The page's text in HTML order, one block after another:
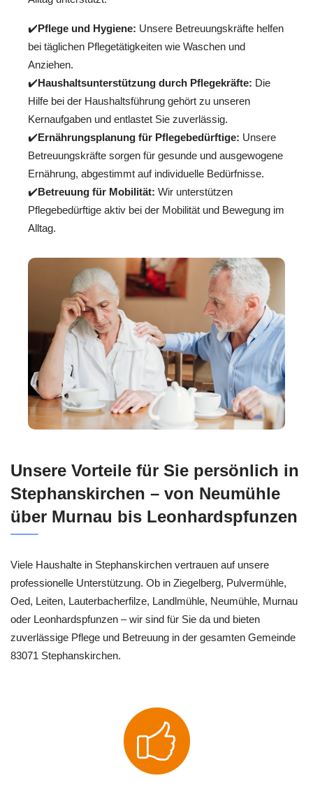
✔️Pflege und Hygiene: Unsere Betreuungskräfte helfen
bei täglichen Pflegetätigkeiten wie Waschen und
Anziehen.
✔️Haushaltsunterstützung durch Pflegekräfte: Die
Hilfe bei der Haushaltsführung gehört zu unseren
Kernaufgaben und entlastet Sie zuverlässig.
✔️Ernährungsplanung für Pflegebedürftige: Unsere
Betreuungskräfte sorgen für gesunde und ausgewogene
Ernährung, abgestimmt auf individuelle Bedürfnisse.
✔️Betreuung für Mobilität: Wir unterstützen
Pflegebedürftige aktiv bei der Mobilität und Bewegung im
Alltag.
Unsere Vorteile für Sie persönlich in
Stephanskirchen – von Neumühle
über Murnau bis Leonhardspfunzen
Viele Haushalte in Stephanskirchen vertrauen auf unsere
professionelle Unterstützung. Ob in Ziegelberg, Pulvermühle,
Oed, Leiten, Lauterbacherfilze, Landlmühle, Neumühle, Murnau
oder Leonhardspfunzen – wir sind für Sie da und bieten
zuverlässige Pflege und Betreuung in der gesamten Gemeinde
83071 Stephanskirchen.